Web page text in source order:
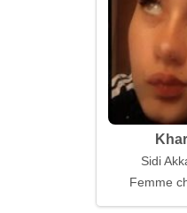
Sidi
Femme